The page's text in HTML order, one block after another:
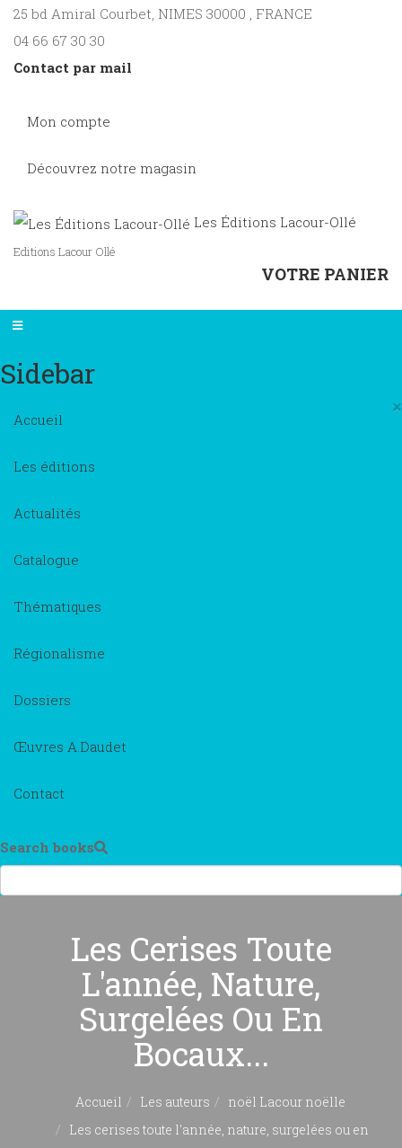
25 bd Amiral Courbet, NIMES 30000 , FRANCE
04 66 67 30 30
Contact par mail
Mon compte
Découvrez notre magasin
Les Éditions Lacour-Ollé
Editions Lacour Ollé
VOTRE PANIER
Sidebar
×
Accueil
Les éditions
Actualités
Catalogue
Thématiques
Régionalisme
Dossiers
Œuvres A.Daudet
Contact
Search books
Les Cerises Toute
L'année, Nature,
Surgelées Ou En
Bocaux...
Accueil Les auteurs
noël Lacour noëlle
Les cerises toute l'année, nature, surgelées ou en